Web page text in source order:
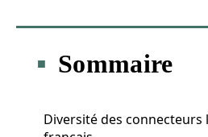
Sommaire
Diversité des connecteurs